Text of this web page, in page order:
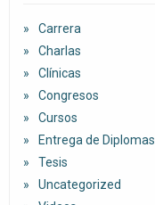
Carrera
Charlas
Clínicas
Congresos
Cursos
Entrega de Diplomas
Tesis
Uncategorized